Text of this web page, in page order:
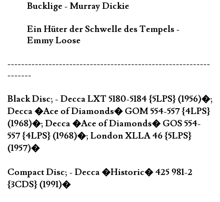
Bucklige - Murray Dickie
Ein Hüter der Schwelle des Tempels -
Emmy Loose
-----------------------------------------------------------
-------
Black Disc; - Decca LXT 5180-5184 {5LPS} (1956)�;
Decca �Ace of Diamonds� GOM 554-557 {4LPS}
(1968)�; Decca �Ace of Diamonds� GOS 554-
557 {4LPS} (1968)�; London XLLA 46 {5LPS}
(1957)�
Compact Disc; - Decca �Historic� 425 981-2
{3CDS} (1991)�